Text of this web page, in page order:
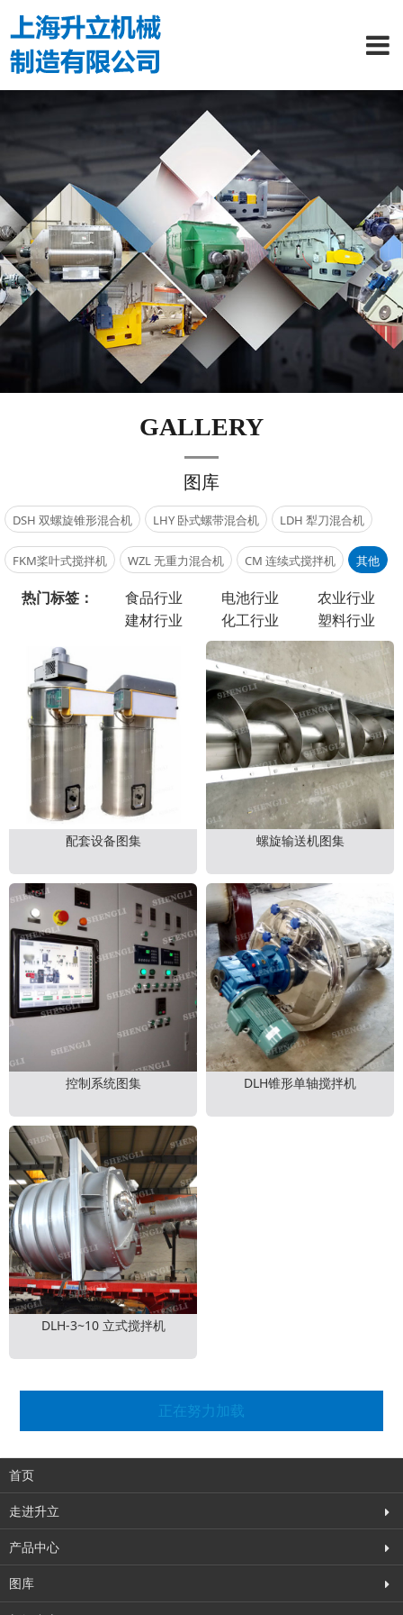
GALLERY
图库
DSH 双螺旋锥形混合机 LHY 卧式螺带混合机 LDH 犁刀混合机
FKM桨叶式搅拌机 WZL 无重力混合机 CM 连续式搅拌机 其他
热门标签： 食品行业 电池行业
农业行业
建材行业
化工行业 塑料行业
配套设备图集 螺旋输送机图集
控制系统图集 DLH锥形单轴搅拌机
DLH-3~10 立式搅拌机
正在努力加载
首页
走进升立
产品中心
图库